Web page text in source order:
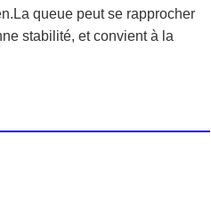
queue peut se rapprocher
stabilité, et convient à la